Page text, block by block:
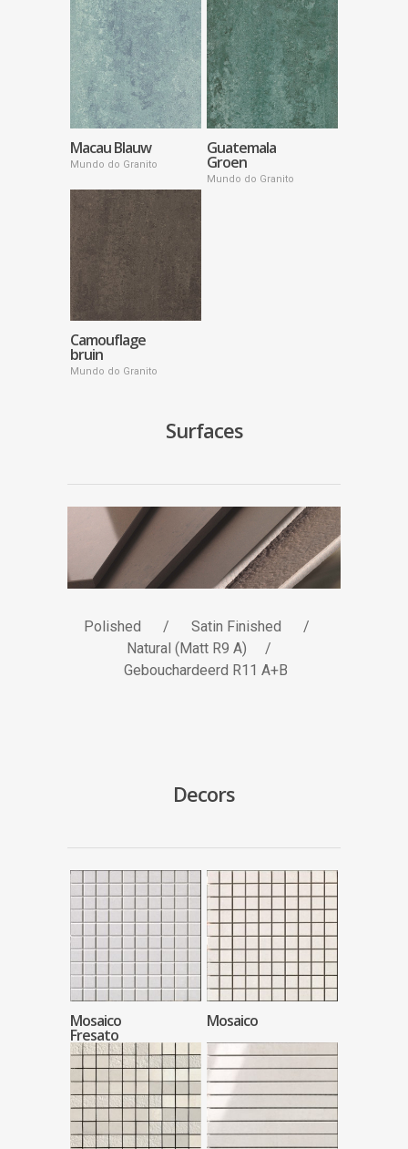
Macau Blauw
Mundo do Granito
Guatemala
Groen
Mundo do Granito
Camouflage
bruin
Mundo do Granito
Surfaces
Polished / Satin Finished /
Natural (Matt R9 A) /
Gebouchardeerd R11 A+B
Decors
Mosaico
Fresato
Mosaico